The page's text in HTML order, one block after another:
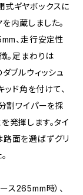
式ギヤボックスに
内蔵しました。
、走行安定性
。足まわりは
ブルウィッシュ
ド角を付けて、
割ワイパーを採
発揮します。タイ
面を選ばずグリ
ス265mm時）、